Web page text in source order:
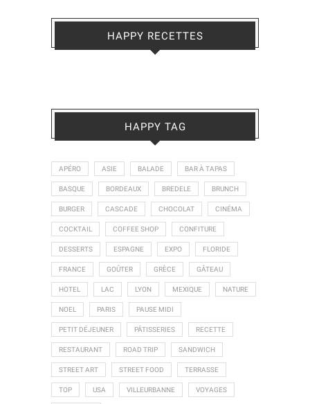
HAPPY RECETTES
HAPPY TAG
APÉRO ASIE BALADE BAR À TAPAS
BASQUE BORDEAUX BREDELE BRUNCH
BURGER CASCADE CHOCOLAT CINÉMA
COCKTAIL COFFEE SHOP CONFITURE
DESSERTS ESPAGNE EXPO FLORIDE
FRANCE GOÛTER GRÈCE GÂTEAU
HOTEL LAC LYON MEXIQUE NATURE
NOEL PARIS PAUSE MIDI
PETIT DÉJEUNER PÂTISSERIES RECETTE
RESTAURANT ROAD TRIP SANDWICH
STREET ART STREET FOOD TERRASSE
TOP USA VILLEURBANNE VOYAGES